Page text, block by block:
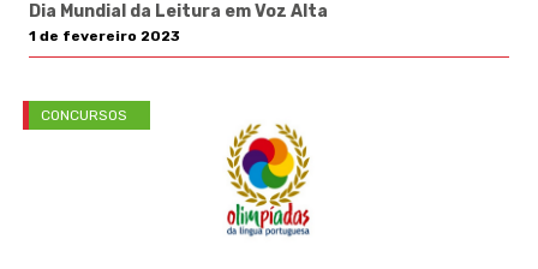
Dia Mundial da Leitura em Voz Alta
1 de fevereiro 2023
CONCURSOS